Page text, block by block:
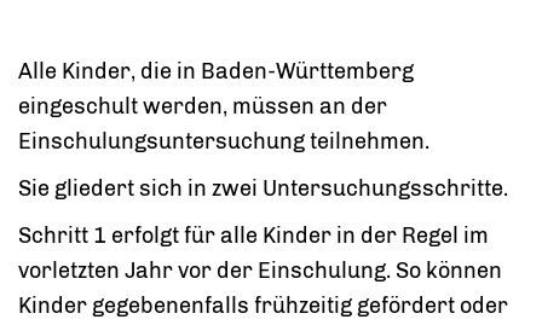
Alle Kinder, die in Baden-Württemberg
eingeschult werden, müssen an der
Einschulungsuntersuchung teilnehmen.
Sie gliedert sich in zwei Untersuchungsschritte.
Schritt 1 erfolgt für alle Kinder in der Regel im
vorletzten Jahr vor der Einschulung. So können
Kinder gegebenenfalls frühzeitig gefördert oder